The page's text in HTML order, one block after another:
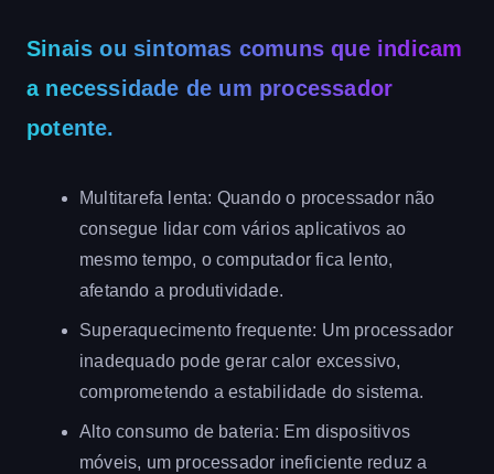
Sinais ou sintomas comuns que indicam
a necessidade de um processador
potente.
Multitarefa lenta: Quando o processador não
consegue lidar com vários aplicativos ao
mesmo tempo, o computador fica lento,
afetando a produtividade.
Superaquecimento frequente: Um processador
inadequado pode gerar calor excessivo,
comprometendo a estabilidade do sistema.
Alto consumo de bateria: Em dispositivos
móveis, um processador ineficiente reduz a